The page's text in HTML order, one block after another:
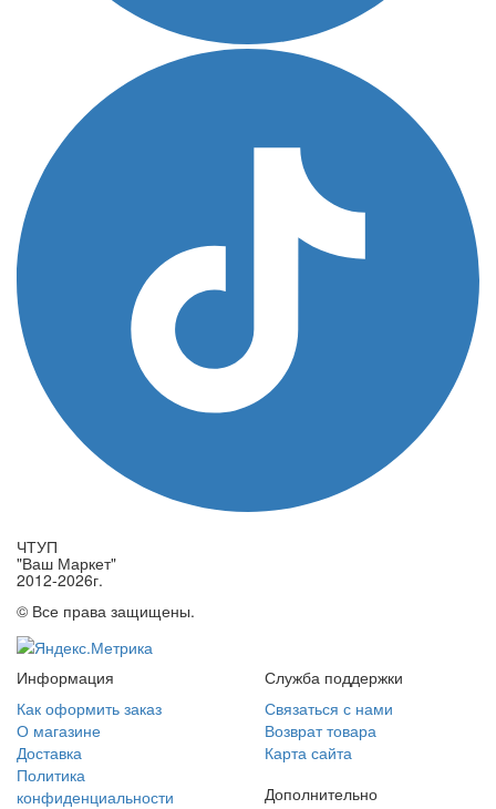
ЧТУП
"Ваш Маркет"
2012-2026г.
© Все права защищены.
Информация
Как оформить заказ
О магазине
Доставка
Политика
конфиденциальности
Служба поддержки
Связаться с нами
Возврат товара
Карта сайта
Дополнительно